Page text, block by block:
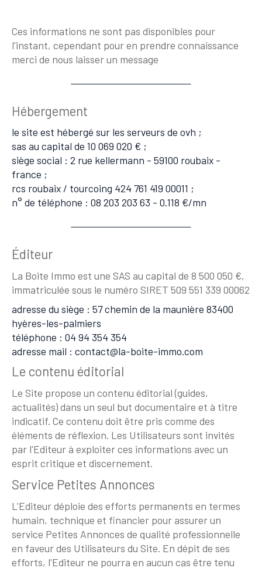
Ces informations ne sont pas disponibles pour
l'instant, cependant pour en prendre connaissance
merci de nous laisser un message
Hébergement
le site est hébergé sur les serveurs de ovh ;
sas au capital de 10 069 020 € ;
siège social : 2 rue kellermann - 59100 roubaix -
france ;
rcs roubaix / tourcoing 424 761 419 00011 ;
n° de téléphone : 08 203 203 63 - 0.118 €/mn
Éditeur
La Boite Immo est une SAS au capital de 8 500 050 €,
immatriculée sous le numéro SIRET 509 551 339 00062
adresse du siège : 57 chemin de la maunière 83400
hyères-les-palmiers
téléphone : 04 94 354 354
adresse mail : contact@la-boite-immo.com
Le contenu éditorial
Le Site propose un contenu éditorial (guides,
actualités) dans un seul but documentaire et à titre
indicatif. Ce contenu doit être pris comme des
éléments de réflexion. Les Utilisateurs sont invités
par l'Editeur à exploiter ces informations avec un
esprit critique et discernement.
Service Petites Annonces
L'Editeur déploie des efforts permanents en termes
humain, technique et financier pour assurer un
service Petites Annonces de qualité professionnelle
en faveur des Utilisateurs du Site. En dépit de ses
efforts, l'Editeur ne pourra en aucun cas être tenu